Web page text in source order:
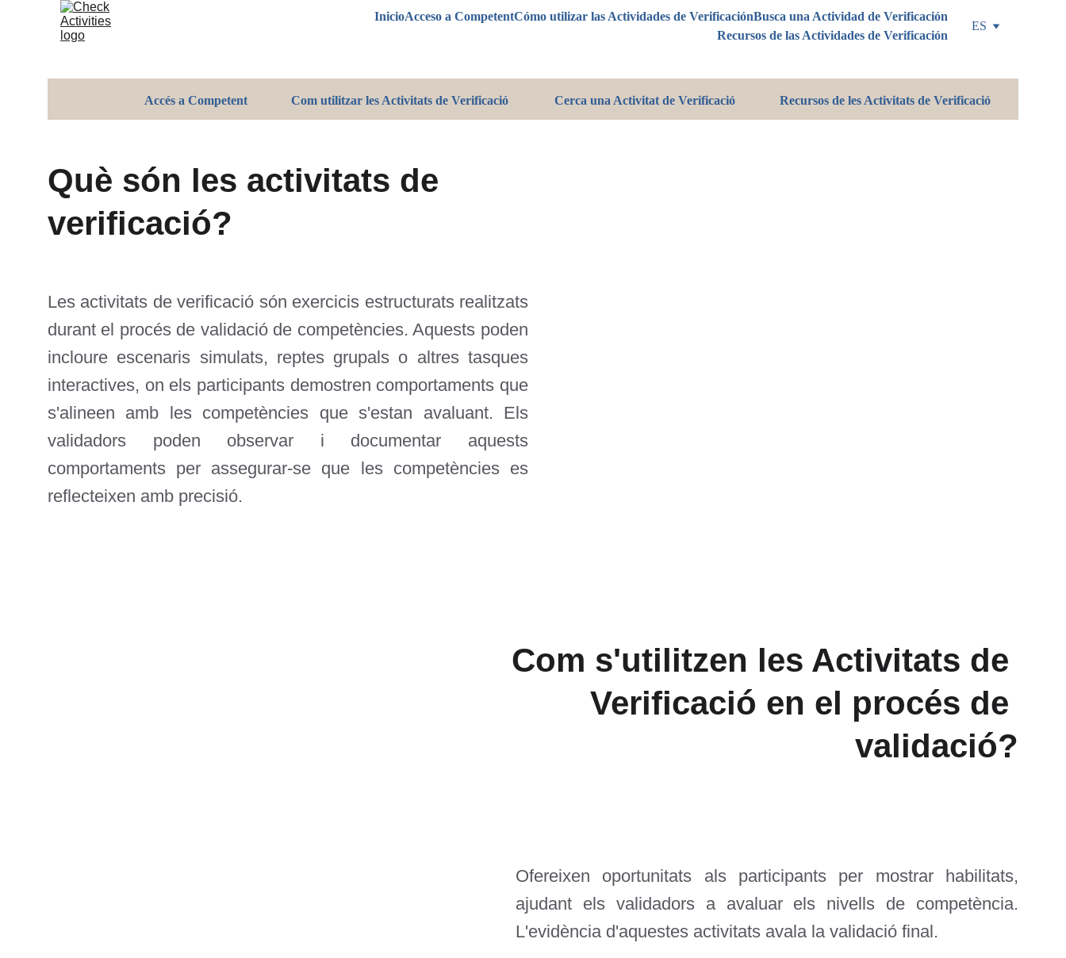
InicioAcceso a CompetentCómo utilizar las Actividades de VerificaciónBusca una Actividad de Verificación
Recursos de las Actividades de Verificación
ES
Què són les activitats de
verificació?
Les activitats de verificació són exercicis estructurats realitzats
durant el procés de validació de competències. Aquests poden
incloure escenaris simulats, reptes grupals o altres tasques
interactives, on els participants demostren comportaments que
s'alineen amb les competències que s'estan avaluant. Els
validadors poden observar i documentar aquests
comportaments per assegurar-se que les competències es
reflecteixen amb precisió.
Accés a Competent Com utilitzar les Activitats de Verificació Cerca una Activitat de Verificació Recursos de les Activitats de Verificació
Com s'utilitzen les Activitats de
Verificació en el procés de
validació?
Ofereixen oportunitats als participants per mostrar habilitats,
ajudant els validadors a avaluar els nivells de competència.
L'evidència d'aquestes activitats avala la validació final.